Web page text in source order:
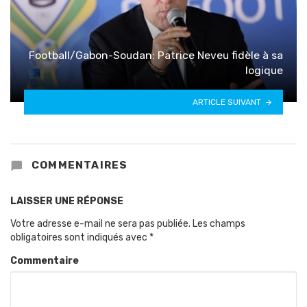
Football/Gabon-Soudan: Patrice Neveu fidèle à sa
logique
ARTICLE SUIVANT
COMMENTAIRES
LAISSER UNE RÉPONSE
Votre adresse e-mail ne sera pas publiée. Les champs
obligatoires sont indiqués avec *
Commentaire